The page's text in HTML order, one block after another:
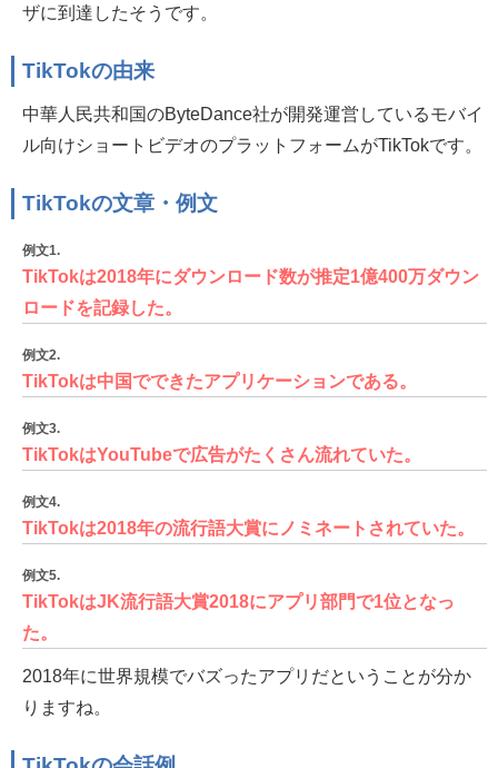
ザに到達したそうです。
TikTokの由来
中華人民共和国のByteDance社が開発運営しているモバイ
ル向けショートビデオのプラットフォームがTikTokです。
TikTokの文章・例文
例文1.
TikTokは2018年にダウンロード数が推定1億400万ダウン
ロードを記録した。
例文2.
TikTokは中国でできたアプリケーションである。
例文3.
TikTokはYouTubeで広告がたくさん流れていた。
例文4.
TikTokは2018年の流行語大賞にノミネートされていた。
例文5.
TikTokはJK流行語大賞2018にアプリ部門で1位となっ
た。
2018年に世界規模でバズったアプリだということが分か
りますね。